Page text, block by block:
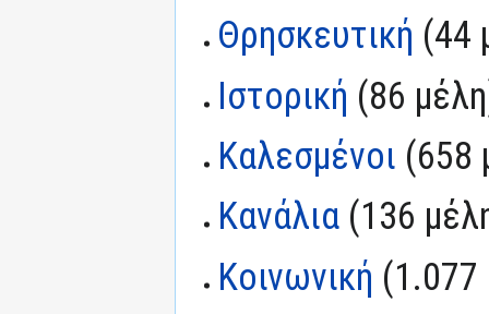
Θρησκευτική (44
Ιστορική (86
Καλεσμένοι (658
Κανάλια (136
Κοινωνική